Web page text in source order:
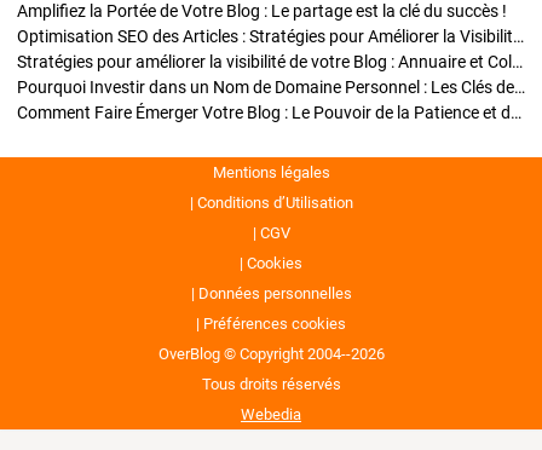
Amplifiez la Portée de Votre Blog : Le partage est la clé du succès !
Optimisation SEO des Articles : Stratégies pour Améliorer la Visibilité de Votre Blog
Stratégies pour améliorer la visibilité de votre Blog : Annuaire et Collaborations
Pourquoi Investir dans un Nom de Domaine Personnel : Les Clés de la Réussite de Votre Blog
Comment Faire Émerger Votre Blog : Le Pouvoir de la Patience et de la Persévérance
Mentions légales
Conditions d’Utilisation
CGV
Cookies
Données personnelles
Préférences cookies
OverBlog © Copyright 2004--2026
Tous droits réservés
Webedia